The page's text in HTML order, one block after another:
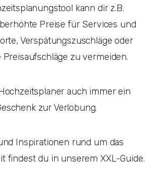
kann dir z.B.
Preise für Services und
Verspätungszuschläge oder
zu vermeiden.
auch immer ein
zur Verlobung.
Inspirationen rund um das
findest du in unserem XXL-Guide.